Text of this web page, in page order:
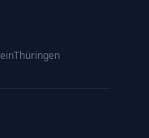
Thüringen